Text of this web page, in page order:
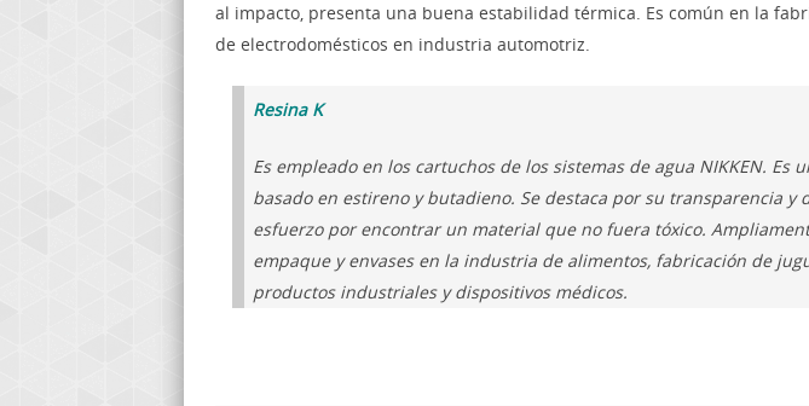
al impacto, presenta una buena estabilidad térmica. Es común en la
de electrodomésticos en industria automotriz.
Resina K
Es empleado en los cartuchos de los sistemas de agua NIKKEN. Es
basado en estireno y butadieno. Se destaca por su transparencia y
esfuerzo por encontrar un material que no fuera tóxico.
empaque y envases en la industria de alimentos, fabricación de
productos industriales y dispositivos médicos.